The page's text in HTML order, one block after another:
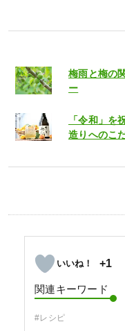
梅雨と梅の
ー
「令和」
造りへのこ
+1
関連キーワード
#レシピ